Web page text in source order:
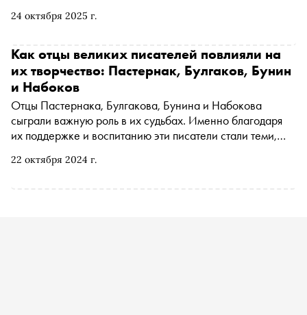
24 октября 2025 г.
Бунина. Главный роман нобелевского лауреата в
привкусом навсегда потерянной родины
22 октября 2024 г.
Как отцы великих писателей повлияли на
их творчество: Пастернак, Булгаков, Бунин
и Набоков
Отцы Пастернака, Булгакова, Бунина и Набокова
сыграли важную роль в их судьбах. Именно благодаря
их поддержке и воспитанию эти писатели стали теми,